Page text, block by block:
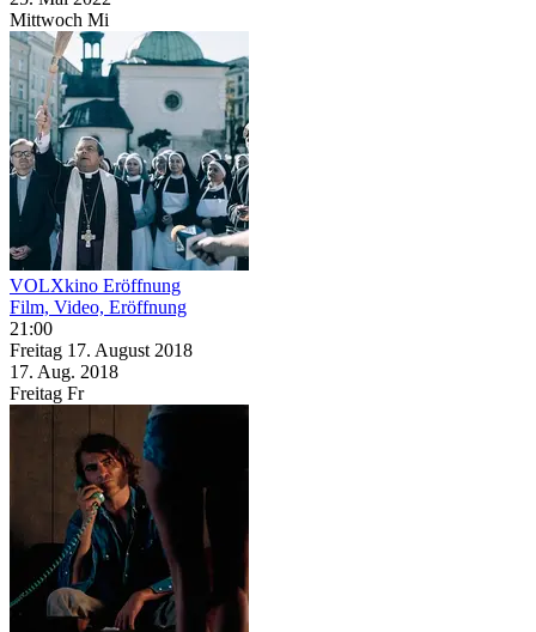
Mittwoch Mi
VOLXkino Eröffnung
Film, Video, Eröffnung
21:00
Freitag 17. August 2018
17. Aug. 2018
Freitag Fr